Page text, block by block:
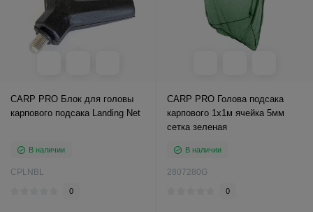
CARP PRO Блок для головы
карпового подсака Landing Net
В наличии
CPLNBL
0
CARP PRO Голова подсакa
карпового 1x1м ячейка 5мм
сетка зеленая
В наличии
2807280G
0